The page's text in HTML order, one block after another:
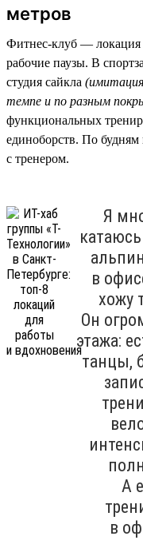
метров
Фитнес-клуб — локация
рабочие паузы. В
студия сайкла (имитация
темпе и по разным
функциональных
единоборств. По
с тренером.
Я
в
хожу
Он
этажа:
танцы,
А
в